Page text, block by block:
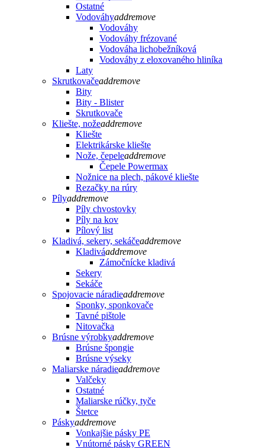
Ostatné
Vodováhyaddremove
Vodováhy
Vodováhy frézované
Vodováha lichobežníková
Vodováhy z eloxovaného hliníka
Laty
Skrutkovačeaddremove
Bity
Bity - Blister
Skrutkovače
Kliešte, nožeaddremove
Kliešte
Elektrikárske kliešte
Nože, čepeleaddremove
Čepele Powermax
Nožnice na plech, pákové kliešte
Rezačky na rúry
Pílyaddremove
Píly chvostovky
Píly na kov
Pílový list
Kladivá, sekery, sekáčeaddremove
Kladiváaddremove
Zámočnícke kladivá
Sekery
Sekáče
Spojovacie náradieaddremove
Sponky, sponkovače
Tavné pištole
Nitovačka
Brúsne výrobkyaddremove
Brúsne špongie
Brúsne výseky
Maliarske náradieaddremove
Valčeky
Ostatné
Maliarske rúčky, tyče
Štetce
Páskyaddremove
Vonkajšie pásky PE
Vnútorné pásky GREEN